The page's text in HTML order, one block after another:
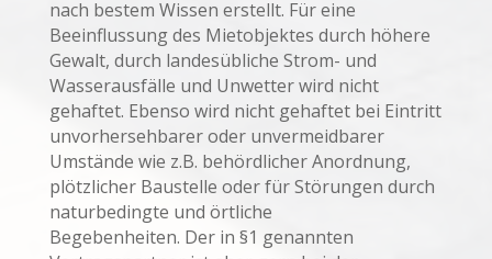
nach bestem Wissen erstellt. Für eine
Beeinflussung des Mietobjektes durch höhere
Gewalt, durch landesübliche Strom- und
Wasserausfälle und Unwetter wird nicht
gehaftet. Ebenso wird nicht gehaftet bei Eintritt
unvorhersehbarer oder unvermeidbarer
Umstände wie z.B. behördlicher Anordnung,
plötzlicher Baustelle oder für Störungen durch
naturbedingte und örtliche
Begebenheiten. Der in §1 genannten